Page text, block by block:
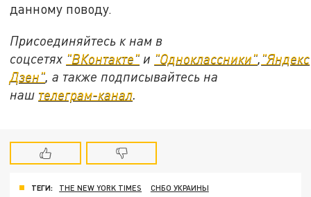
данному поводу.
Присоединяйтесь к нам в
соцсетях "ВКонтакте" и "Одноклассники", "Яндекс
Дзен", а также подписывайтесь на
наш телеграм-канал.
ТЕГИ: THE NEW YORK TIMES
СНБО УКРАИНЫ